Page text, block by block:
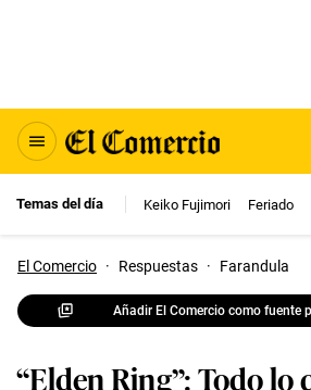
Temas del día Keiko Fujimori Feriado
El Comercio · Respuestas · Farandula
Añadir El Comercio como fuente
“Elden Ring”: Todo lo